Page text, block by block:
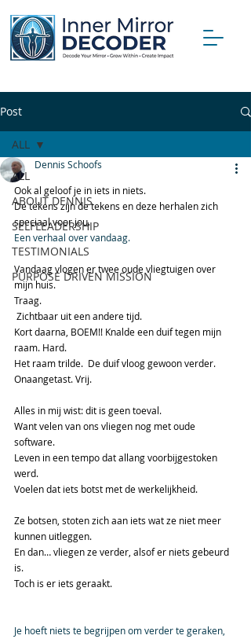
Post
ALL
ABOUT DENNIS
SELFLEADERSHIP
TESTIMONIALS
PURPOSE DRIVEN MISSION
ALL
Dennis Schoofs
Ook al geloof je in iets in niets.
De tekens zijn de tekens en deze herhalen zich
speciaal voor jou.
Een verhaal over vandaag.
Vandaag vlogen er twee oude vliegtuigen over
mijn huis.
Traag.
Zichtbaar uit een andere tijd.
Kort daarna, BOEM!! Knalde een duif tegen mijn
raam. Hard.
Het raam trilde.  De duif vloog gewoon verder.
Onaangetast. Vrij.
Alles in mij wist: dit is geen toeval.
Want velen van ons vliegen nog met oude
software.
Leven in een tempo dat allang voorbijgestoken
werd.
Voelen dat iets botst met de werkelijkheid.
Ze botsen, stoten zich aan iets wat ze niet meer
kunnen uitleggen.
En dan… vliegen ze verder, alsof er niets gebeurd
is.
Toch is er iets geraakt.
Je hoeft niets te begrijpen om verder te geraken,